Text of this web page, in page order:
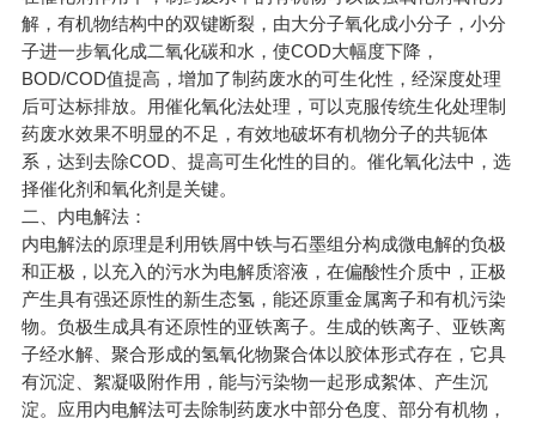
解，有机物结构中的双键断裂，由大分子氧化成小分子，小分
子进一步氧化成二氧化碳和水，使COD大幅度下降，
BOD/COD值提高，增加了制药废水的可生化性，经深度处理
后可达标排放。用催化氧化法处理，可以克服传统生化处理制
药废水效果不明显的不足，有效地破坏有机物分子的共轭体
系，达到去除COD、提高可生化性的目的。催化氧化法中，选
择催化剂和氧化剂是关键。
二、内电解法：
内电解法的原理是利用铁屑中铁与石墨组分构成微电解的负极
和正极，以充入的污水为电解质溶液，在偏酸性介质中，正极
产生具有强还原性的新生态氢，能还原重金属离子和有机污染
物。负极生成具有还原性的亚铁离子。生成的铁离子、亚铁离
子经水解、聚合形成的氢氧化物聚合体以胶体形式存在，它具
有沉淀、絮凝吸附作用，能与污染物一起形成絮体、产生沉
淀。应用内电解法可去除制药废水中部分色度、部分有机物，